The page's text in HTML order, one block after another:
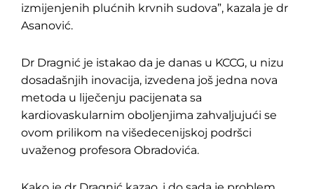
izmijenjenih plućnih krvnih sudova”, kazala je dr
Asanović.
Dr Dragnić je istakao da je danas u KCCG, u nizu
dosadašnjih inovacija, izvedena još jedna nova
metoda u liječenju pacijenata sa
kardiovaskularnim oboljenjima zahvaljujući se
ovom prilikom na višedecenijskoj podršci
uvaženog profesora Obradovića.